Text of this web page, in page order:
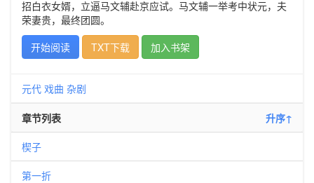
招白衣女婿，立逼马文辅赴京应试。马文辅一举考中状元，夫
荣妻贵，最终团圆。
开始阅读
TXT下载 加入书架
元代 戏曲 杂剧
章节列表 升序↑
楔子
第一折